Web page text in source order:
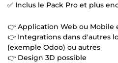
✅ Inclus le Pack Pro et plus
👉 Application Web ou Mobile
👉 Integrations dans d'autres
(exemple Odoo) ou autres
👉 Design 3D possible